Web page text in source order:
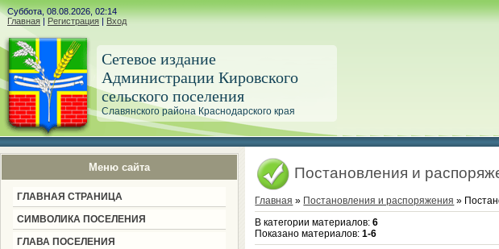
Суббота, 08.08.2026, 02:14
Главная | Регистрация | Вход
Сетевое издание
Администрации Кировского
сельского поселения
Славянского района Краснодарского края
Меню сайта
ГЛАВНАЯ СТРАНИЦА
СИМВОЛИКА ПОСЕЛЕНИЯ
ГЛАВА ПОСЕЛЕНИЯ
Постановления и
Главная » Постановления и распоряжения »
В категории материалов:6
Показано материалов:1-6